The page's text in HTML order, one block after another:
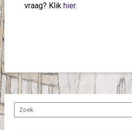
vraag? Klik hier.